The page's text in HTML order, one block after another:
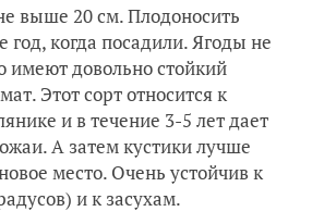
выше 20 см. Плодоносить
год, когда посадили. Ягоды не
имеют довольно стойкий
Этот сорт относится к
и в течение 3-5 лет дает
А затем кустики лучше
место. Очень устойчив к
и к засухам.